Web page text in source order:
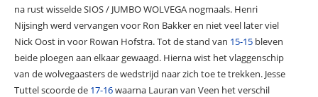
na rust wisselde SIOS / JUMBO WOLVEGA nogmaals. Henri
Nijsingh werd vervangen voor Ron Bakker en niet veel later viel
Nick Oost in voor Rowan Hofstra. Tot de stand van 15-15bleven
beide ploegen aan elkaar gewaagd. Hierna wist het vlaggenschip
van de wolvegaasters de wedstrijd naar zich toe te trekken. Jesse
Tuttel scoorde de 17-16waarna Lauran van Veen het verschil